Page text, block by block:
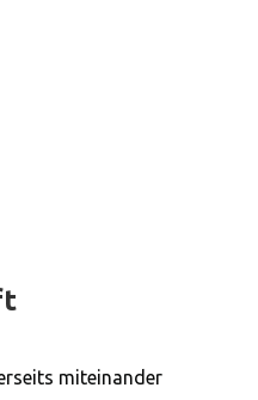
miteinander